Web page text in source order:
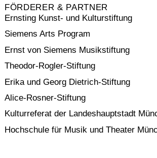
FÖRDERER & PARTNER
Ernsting Kunst- und Kulturstiftung
Siemens Arts Program
Ernst von Siemens Musikstiftung
Theodor-Rogler-Stiftung
Erika und Georg Dietrich-Stiftung
Alice-Rosner-Stiftung
Kulturreferat der Landeshauptstadt
Hochschule für Musik und Theater